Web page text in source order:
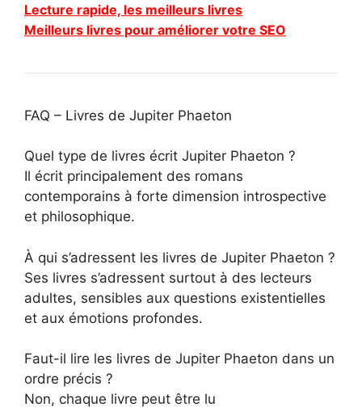
Lecture rapide, les meilleurs livres
Meilleurs livres pour améliorer votre SEO
FAQ – Livres de Jupiter Phaeton
Quel type de livres écrit Jupiter Phaeton ?
Il écrit principalement des romans
contemporains à forte dimension introspective
et philosophique.
À qui s’adressent les livres de Jupiter Phaeton ?
Ses livres s’adressent surtout à des lecteurs
adultes, sensibles aux questions existentielles
et aux émotions profondes.
Faut-il lire les livres de Jupiter Phaeton dans un
ordre précis ?
Non, chaque livre peut être lu